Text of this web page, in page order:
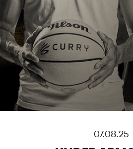
07.08.25